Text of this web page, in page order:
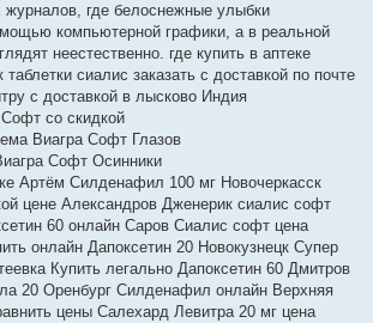
где белоснежные улыбки
компьютерной графики, а в реальной
неестественно. где купить в аптеке
сиалис заказать с доставкой по почте
с доставкой в лысково Индия
со скидкой
Виагра Софт Глазов
Софт Осинники
Артём Силденафил 100 мг Новочеркасск
цене Александров Дженерик сиалис софт
60 онлайн Саров Сиалис софт цена
онлайн Дапоксетин 20 Новокузнецк Супер
Купить легально Дапоксетин 60 Дмитров
20 Оренбург Силденафил онлайн Верхняя
цены Салехард Левитра 20 мг цена